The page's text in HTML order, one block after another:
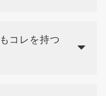
コレを持つ